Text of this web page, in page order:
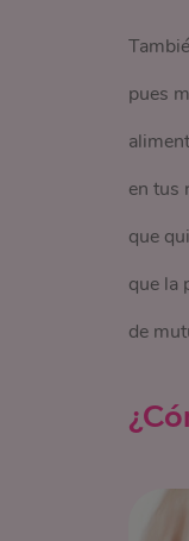
pues
en tus
que
que la
de